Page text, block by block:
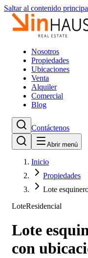
Saltar al contenido
Nosotros
Propiedades
Ubicaciones
Venta
Alquiler
Comercial
Blog
Contáctenos
Abrir menú
Inicio
Propiedades
Lote
LoteResidencial
Lote
con